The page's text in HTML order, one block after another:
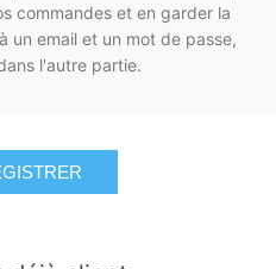
commandes et en garder la
un email et un mot de passe,
l'autre partie.